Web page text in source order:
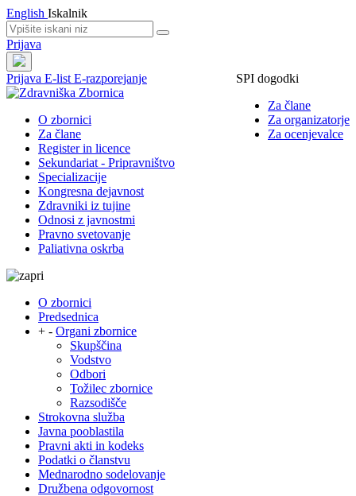
English Iskalnik
Prijava
Prijava
SPI dogodki
Za člane
Za organizatorje
Za ocenjevalce
E-list E-razporejanje
O zbornici
Za člane
Register in licence
Sekundariat - Pripravništvo
Specializacije
Kongresna dejavnost
Zdravniki iz tujine
Odnosi z javnostmi
Pravno svetovanje
Paliativna oskrba
O zbornici
Predsednica
+ - Organi zbornice
Skupščina
Vodstvo
Odbori
Tožilec zbornice
Razsodišče
Strokovna služba
Javna pooblastila
Pravni akti in kodeks
Podatki o članstvu
Mednarodno sodelovanje
Družbena odgovornost